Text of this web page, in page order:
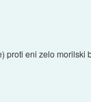
proti eni zelo morilski